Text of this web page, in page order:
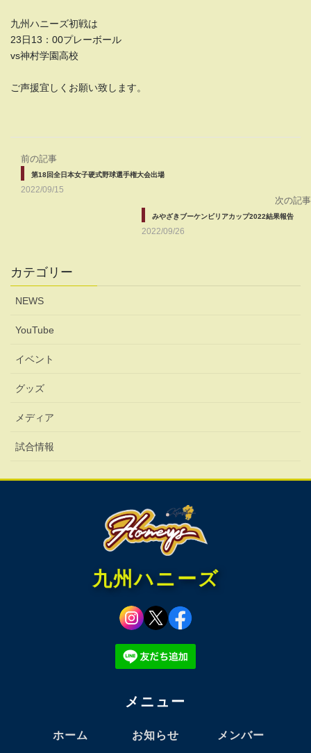
九州ハニーズ初戦は
23日13：00プレーボール
vs神村学園高校
ご声援宜しくお願い致します。
前の記事
第18回全日本女子硬式野球選手権大会出場
2022/09/15
次の記事
みやざきブーケンビリアカップ2022結果報告
2022/09/26
カテゴリー
NEWS
YouTube
イベント
グッズ
メディア
試合情報
九州ハニーズ
メニュー
ホーム お知らせ メンバー